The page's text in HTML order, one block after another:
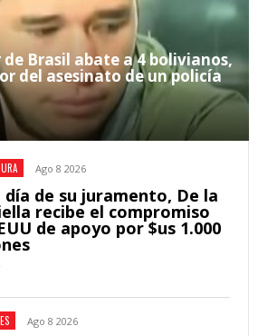
Brasil abate a 4 bolivianos,
del asesinato de un policía
Ago 8 2026
día de su juramento, De la
recibe el compromiso
de apoyo por $us 1.000
Ago 8 2026